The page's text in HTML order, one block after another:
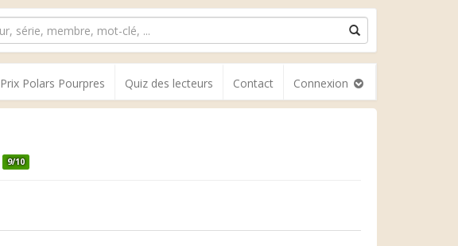
Prix Polars Pourpres Quiz des lecteurs Contact Connexion
9/10